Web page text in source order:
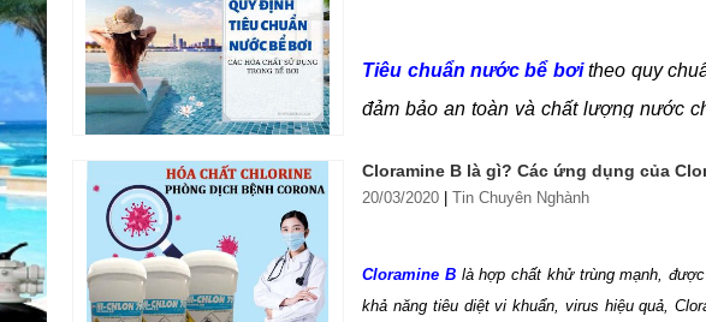
Tiêu chuẩn nước bể bơitheo quy
đảm bảo an toàn và chất lượng nước
cho sức khỏe. Vậy
tiêu chuẩn nước
Cloramine B là gì? Các ứng dụng của
20/03/2020 |Tin Chuyên Nghành
Cloramine B là hợp chất khử trùng mạnh,
khả năng tiêu diệt vi khuẩn, virus hiệu quả,